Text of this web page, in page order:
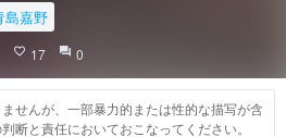
島嘉野
favorite_border 17 question_answer 0
せんが、一部暴力的または性的な描写が含
断と責任においておこなってください。